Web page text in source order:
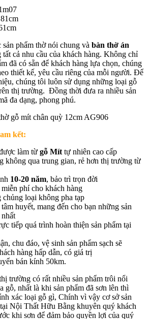
phẩm thờ nói chung và bàn thờ án
cả nhu cầu của khách hàng. Không chỉ
đã có sẵn để khách hàng lựa chọn, chúng
thiết kế, yêu cầu riêng của mỗi người. Để
chúng tôi luôn sử dụng những loại gỗ
thị trường. Đồng thời đưa ra nhiều sản
đa dạng, phong phú.
kết:
làm từ gỗ Mít tự nhiên cao cấp
không qua trung gian, rẻ hơn thị trường từ
10-20 năm, bảo trì trọn đời
phí cho khách hàng
chủng loại không pha tạp
huyết, mang đến cho bạn những sản
tiếp quá trình hoàn thiện sản phẩm tại
chu đáo, vệ sinh sản phẩm sạch sẽ
hàng hấp dẫn, có giá trị
bán kính 50km.
trường có rất nhiều sản phẩm trôi nổi
gỗ, nhất là khi sản phẩm đã sơn lên thì
xác loại gỗ gì, Chính vì vậy cơ sở sản
Nội Thất Hữu Bằng khuyên quý khách
khi sơn để đảm bảo quyền lợi của quý